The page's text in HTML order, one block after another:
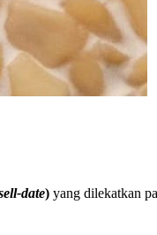
date) yang dilekatkan